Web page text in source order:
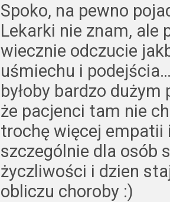
Spoko, na pewno
Lekarki nie znam, ale
wiecznie odczucie
uśmiechu i
byłoby bardzo
że pacjenci tam nie
trochę więcej empatii
szczególnie dla osób
życzliwości i dzien
obliczu choroby :)